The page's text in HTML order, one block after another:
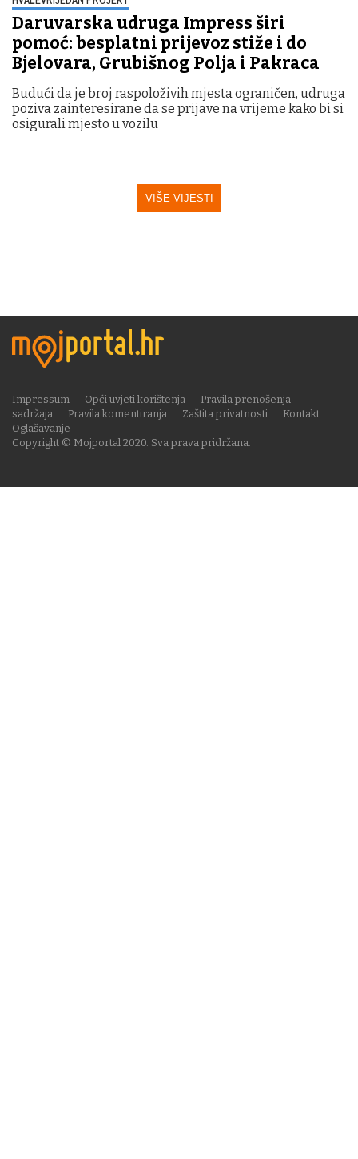
Daruvarska udruga Impress širi
pomoć: besplatni prijevoz stiže i do
Bjelovara, Grubišnog Polja i Pakraca
Budući da je broj raspoloživih mjesta ograničen, udruga
poziva zainteresirane da se prijave na vrijeme kako bi si
osigurali mjesto u vozilu
VIŠE VIJESTI
Copyright © Mojportal 2020. Sva prava pridržana.
Impressum Opći uvjeti korištenja
Pravila prenošenja
sadržaja
Pravila komentiranja Zaštita privatnosti
Kontakt
Oglašavanje